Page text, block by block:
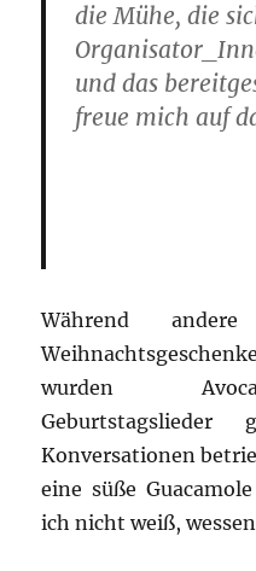
die Mühe, die
und das
freue mich auf
Während
wurden
Geburtstagslieder
Konversationen
eine süße
ich nicht weiß,